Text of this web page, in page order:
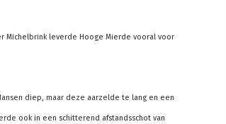
Michelbrink leverde Hooge Mierde vooral voor
diep, maar deze aarzelde te lang en een
ook in een schitterend afstandsschot van